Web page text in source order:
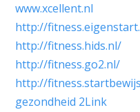
www.xcellent.nl
http://
http://fitness.hids.nl/
http://fitness.go2.nl/
http://
gezondheid 2Link